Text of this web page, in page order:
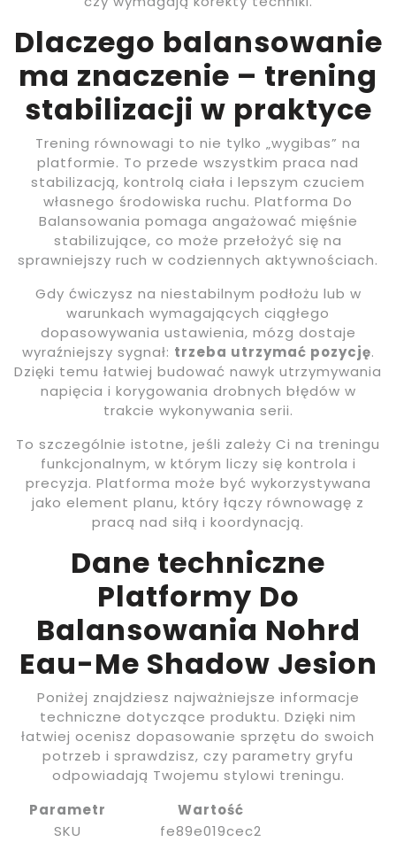
Dlaczego balansowanie
ma znaczenie – trening
stabilizacji w praktyce
Trening równowagi to nie tylko „wygibas” na
platformie. To przede wszystkim praca nad
stabilizacją, kontrolą ciała i lepszym czuciem
własnego środowiska ruchu. Platforma Do
Balansowania pomaga angażować mięśnie
stabilizujące, co może przełożyć się na
sprawniejszy ruch w codziennych aktywnościach.
Gdy ćwiczysz na niestabilnym podłożu lub w
warunkach wymagających ciągłego
dopasowywania ustawienia, mózg dostaje
wyraźniejszy sygnał: trzeba utrzymać pozycję.
Dzięki temu łatwiej budować nawyk utrzymywania
napięcia i korygowania drobnych błędów w
trakcie wykonywania serii.
To szczególnie istotne, jeśli zależy Ci na treningu
funkcjonalnym, w którym liczy się kontrola i
precyzja. Platforma może być wykorzystywana
jako element planu, który łączy równowagę z
pracą nad siłą i koordynacją.
Dane techniczne
Platformy Do
Balansowania Nohrd
Eau-Me Shadow Jesion
Poniżej znajdziesz najważniejsze informacje
techniczne dotyczące produktu. Dzięki nim
łatwiej ocenisz dopasowanie sprzętu do swoich
potrzeb i sprawdzisz, czy parametry gryfu
odpowiadają Twojemu stylowi treningu.
Parametr
Wartość
SKU
fe89e019cec2